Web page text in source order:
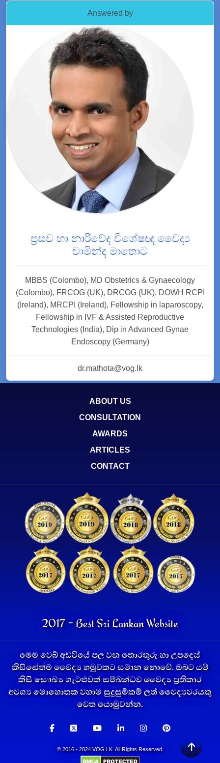
Answered by
ප්‍රසව හා නාරිවේද විශේෂඥ වෛද්‍ය
චාමින්ද මාතොට
MBBS (Colombo), MD Obstetrics & Gynaecology
(Colombo), FRCOG (UK), DRCOG (UK), DOWH RCPI
(Ireland), MRCPI (Ireland), Fellowship in laparoscopy,
Fellowship in IVF & Assisted Reproductive
Technologies (India), Dip in Advanced Gynae
Endoscopy (Germany)
dr.mathota@vog.lk
ABOUT US
CONSULTATION
AWARDS
ARTICLES
CONTACT
2017 - Best Sri Lankan Website
මෙම වෙබ් අඩවියේ පල වන තොරතුරු හා උපදෙස්
කිසිසේත්ම වෛද්‍ය හමුවකට සමාන නොවේ. ඔබට යම්
කිසි සෞඛ්‍ය ගැටළුවක් සම්බන්ධව වෛද්‍ය ප්‍රතිකාර
අවශ්‍ය මොහොතක වහාම සුදුසුම්කම් ලත් වෛද්‍යවරයකු
වෙත යොමුවන්න.
© 2016 - 2024 VOG.LK. All Rights Reserved.